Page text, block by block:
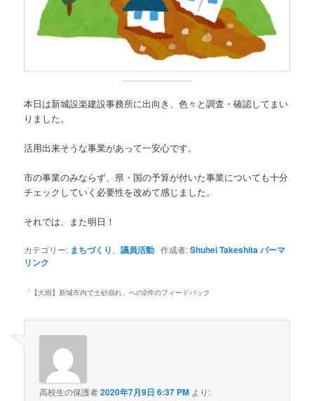
本日は新城設楽建設事務所に出向き、色々と調査・確認してまい
りました。
活用出来そうな事業があって一安心です。
市の事業のみならず、県・国の予算が付いた事業についても十分
チェックしていく必要性を改めて感じました。
それでは、また明日！
カテゴリー: まちづくり 、議員活動 作成者:Shuhei Takeshitaパーマ
リンク
「 【大雨】新城市内で土砂崩れ 」への2件のフィードバック
高校生の保護者2020年7月9日 6:37 PM より: